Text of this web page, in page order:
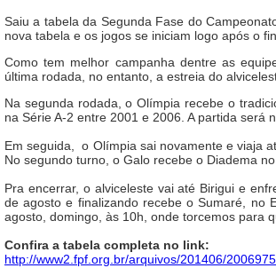
Saiu a tabela da Segunda Fase do
nova tabela e os jogos se iniciam logo após o
Como tem melhor campanha dentre as
última rodada, no entanto, a estreia do
Na segunda rodada, o Olímpia recebe o
na Série A-2 entre 2001 e 2006. A partida será
Em seguida, o Olímpia sai novamente e viaja
No segundo turno, o Galo recebe o Diadema
Pra encerrar, o alviceleste vai até Birigui e
de agosto e finalizando recebe o Sumaré, no
agosto, domingo, às 10h, onde torcemos para
Confira a tabela completa no link:
http://www2.fpf.org.br/arquivos/201406/